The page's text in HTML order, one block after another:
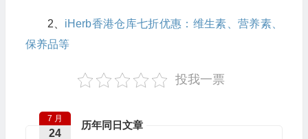
2、 iHerb香港仓库七折优惠：维生素、营养素、
保养品等
投我一票
历年同日文章
7 月
24